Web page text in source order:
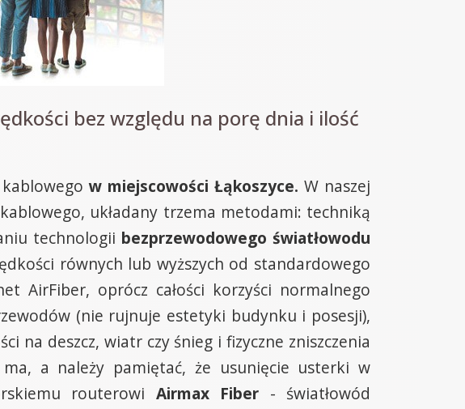
bez względu na porę dnia i ilość
kablowegow miejscowości Łąkoszyce. W naszej
układany trzema metodami: techniką
technologii bezprzewodowego światłowodu
równych lub wyższych od standardowego
AirFiber, oprócz całości korzyści normalnego
(nie rujnuje estetyki budynku i posesji),
na deszcz, wiatr czy śnieg i fizyczne zniszczenia
a należy pamiętać, że usunięcie usterki w
routerowi Airmax Fiber - światłowód